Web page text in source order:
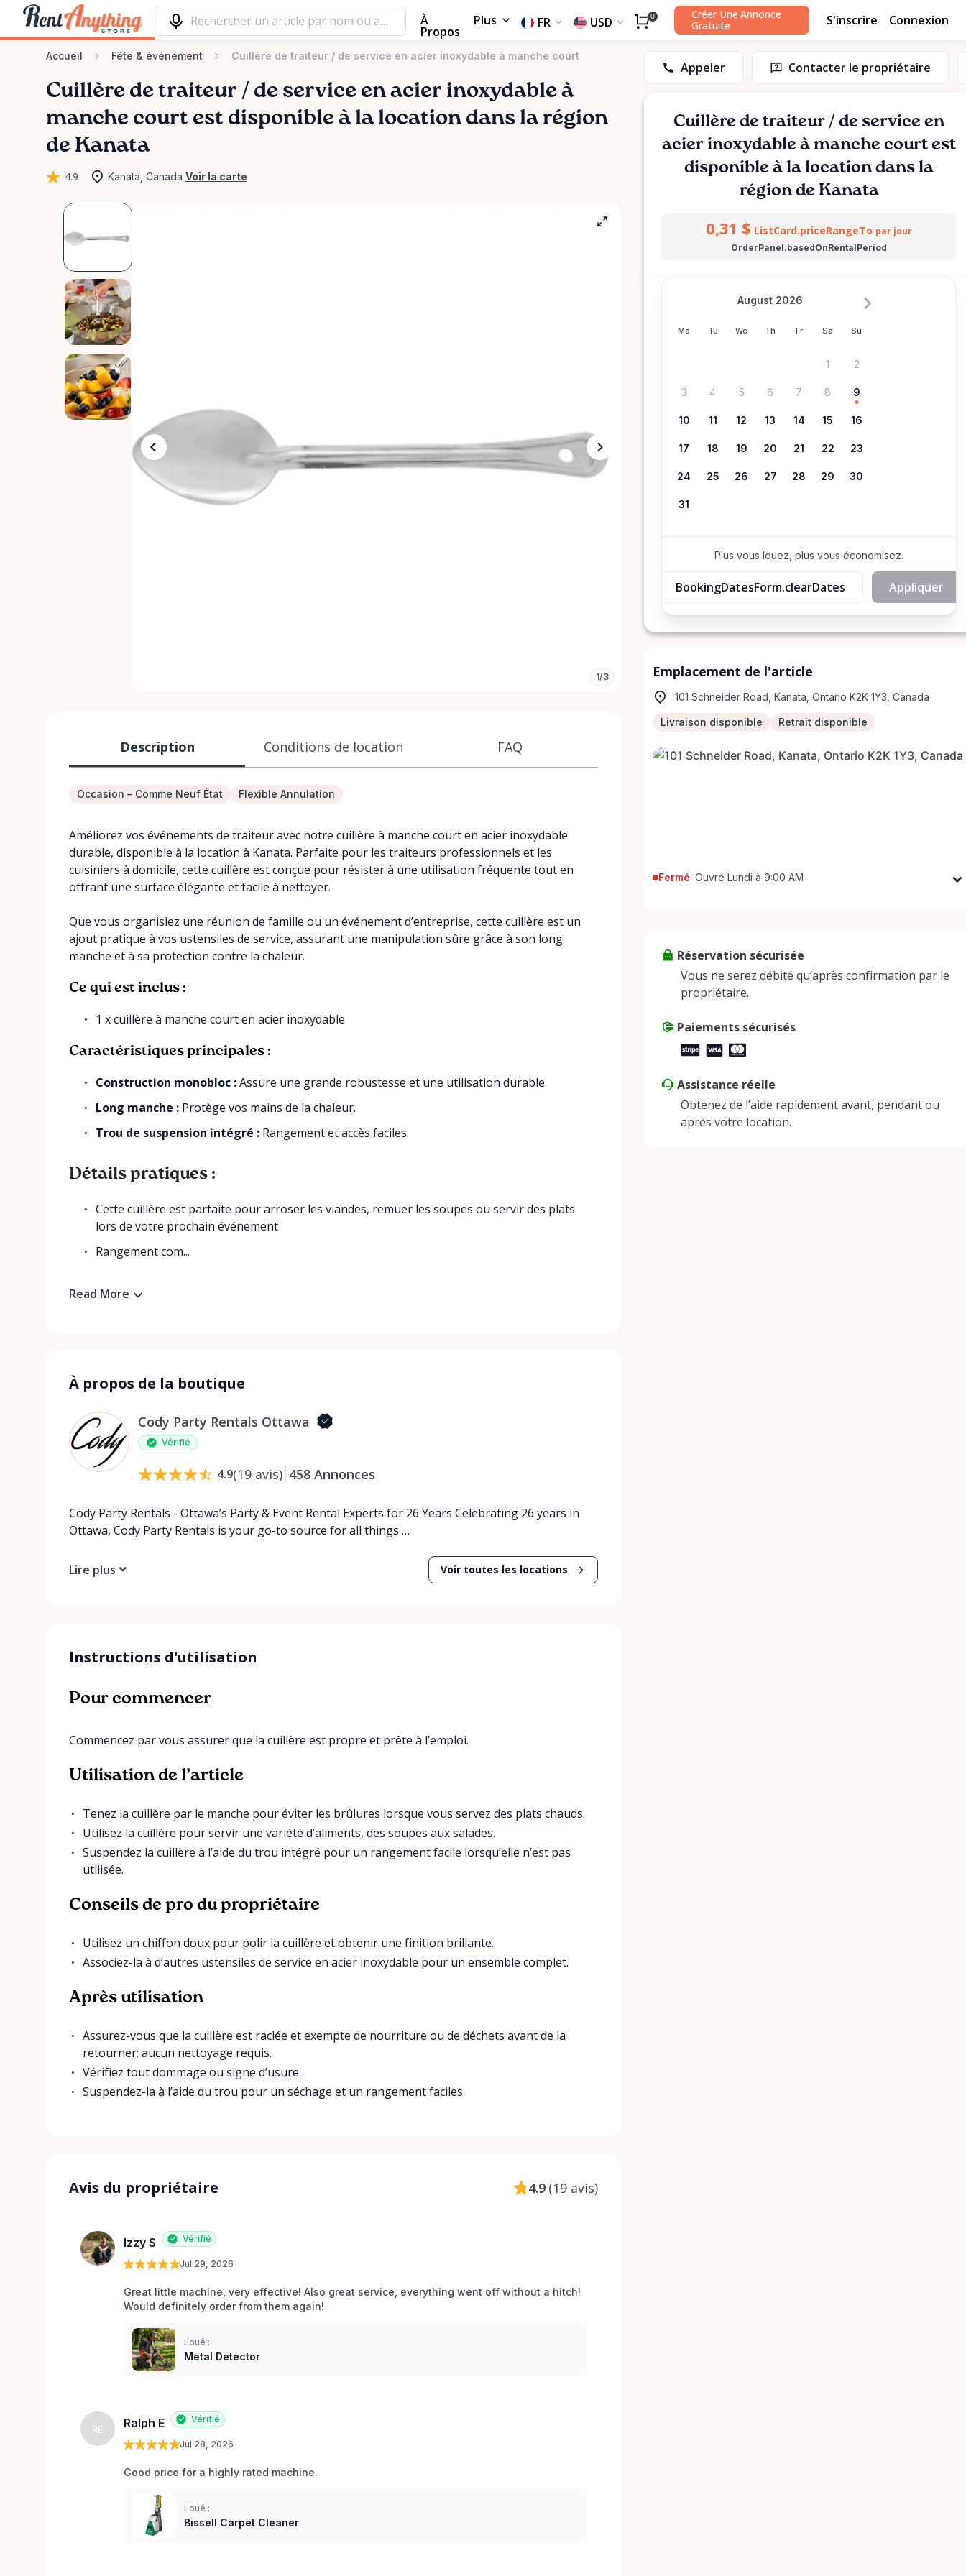
À
Propos
Plus FR USD 0
Créer Une Annonce
Gratuite
S'inscrire Connexion
Accueil Fête & événement Cuillère de traiteur / de service en acier inoxydable à manche court
Cuillère de traiteur ​/​ de service en acier inoxydable à
manche court est disponible à la location dans la région
de Kanata
4.9 Kanata, Canada Voir la carte
1/3
Description Conditions de location FAQ
Occasion – Comme Neuf État Flexible Annulation
Améliorez vos événements de traiteur avec notre cuillère à manche court en acier inoxydable
durable, disponible à la location à Kanata. Parfaite pour les traiteurs professionnels et les
cuisiniers à domicile, cette cuillère est conçue pour résister à une utilisation fréquente tout en
offrant une surface élégante et facile à nettoyer.
Que vous organisiez une réunion de famille ou un événement d’entreprise, cette cuillère est un
ajout pratique à vos ustensiles de service, assurant une manipulation sûre grâce à son long
manche et à sa protection contre la chaleur.
Ce qui est inclus :
1 x cuillère à manche court en acier inoxydable
Caractéristiques principales :
Construction monobloc :Assure une grande robustesse et une utilisation durable.
Long manche : Protège vos mains de la chaleur.
Trou de suspension intégré : Rangement et accès faciles.
Détails pratiques :
Cette cuillère est parfaite pour arroser les viandes, remuer les soupes ou servir des plats
lors de votre prochain événement
Rangement com...
Read More
À propos de la boutique
Cody Party Rentals Ottawa
Vérifié
4.9(19 avis) 458 Annonces
Cody Party Rentals - Ottawa’s Party & Event Rental Experts for 26 Years Celebrating 26 years in
Ottawa, Cody Party Rentals is your go-to source for all things …
Lire plus Voir toutes les locations
Instructions d'utilisation
Pour commencer
Commencez par vous assurer que la cuillère est propre et prête à l’emploi.
Utilisation de l’article
Tenez la cuillère par le manche pour éviter les brûlures lorsque vous servez des plats chauds.
Utilisez la cuillère pour servir une variété d’aliments, des soupes aux salades.
Suspendez la cuillère à l’aide du trou intégré pour un rangement facile lorsqu’elle n’est pas
utilisée.
Conseils de pro du propriétaire
Utilisez un chiffon doux pour polir la cuillère et obtenir une finition brillante.
Associez-la à d’autres ustensiles de service en acier inoxydable pour un ensemble complet.
Après utilisation
Assurez-vous que la cuillère est raclée et exempte de nourriture ou de déchets avant de la
retourner; aucun nettoyage requis.
Vérifiez tout dommage ou signe d’usure.
Suspendez-la à l’aide du trou pour un séchage et un rangement faciles.
Avis du propriétaire 4.9 (19 avis)
Izzy S Vérifié
Jul 29, 2026
Great little machine, very effective! Also great service, everything went off without a hitch!
Would definitely order from them again!
Loué :
Metal Detector
RE Ralph E Vérifié
Jul 28, 2026
Good price for a highly rated machine.
Loué :
Bissell Carpet Cleaner
Appeler Contacter le propriétaire
Cuillère de traiteur ​/​ de service en
acier inoxydable à manche court est
disponible à la location dans la
région de Kanata
0,31 $ ListCard.priceRangeTo par jour
OrderPanel.basedOnRentalPeriod
Mo Tu We Th Fr Sa Su
August 2026
1 2
3 4 5 6 7 8 9
10 11 12 13 14 15 16
17 18 19 20 21 22 23
24 25 26 27 28 29 30
31
Plus vous louez, plus vous économisez.
BookingDatesForm.clearDates Appliquer
Emplacement de l'article
101 Schneider Road, Kanata, Ontario K2K 1Y3, Canada
Livraison disponible Retrait disponible
Fermé· Ouvre Lundi à 9:00 AM
Jeudi
9:00 AM - 5:00 PM
Dimanche
Réservation sécurisée
Vous ne serez débité qu’après confirmation par le
propriétaire.
Paiements sécurisés
Assistance réelle
Obtenez de l’aide rapidement avant, pendant ou
après votre location.